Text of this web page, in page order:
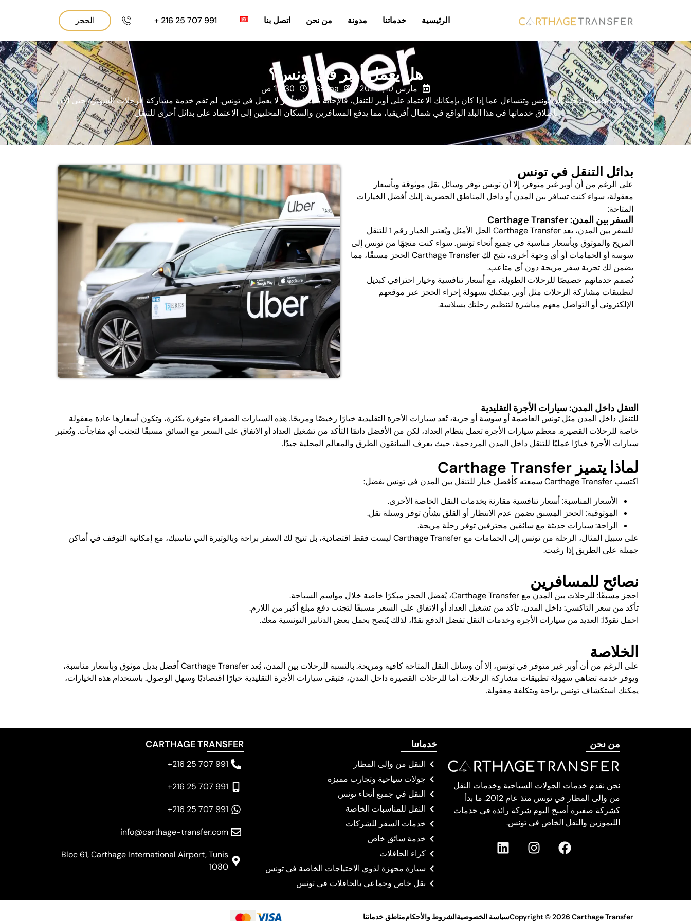
الرئيسية خدماتنا مدونة من نحن اتصل بنا 991 707 25 216 + الحجز
هل يعمل أوبر في تونس؟
مارس 10, 2026 Salma 12:30 ص
إذا كنت تخطط لرحلة إلى تونس وتتساءل عما إذا كان بإمكانك الاعتماد على أوبر للتنقل، فالإجابة بسيطة: أوبر لا يعمل في تونس. لم تقم خدمة مشاركة الرحلات الشهيرة حتى الآن
بإطلاق خدماتها في هذا البلد الواقع في شمال أفريقيا، مما يدفع المسافرين والسكان المحليين إلى الاعتماد على بدائل أخرى للتنقل.
بدائل التنقل في تونس
على الرغم من أن أوبر غير متوفر، إلا أن تونس توفر وسائل نقل موثوقة وبأسعار
معقولة، سواء كنت تسافر بين المدن أو داخل المناطق الحضرية. إليك أفضل الخيارات
المتاحة:
السفر بين المدن: Carthage Transfer
للسفر بين المدن، يعد Carthage Transfer الحل الأمثل ويُعتبر الخيار رقم 1 للتنقل
المريح والموثوق وبأسعار مناسبة في جميع أنحاء تونس. سواء كنت متجهًا من تونس إلى
سوسة أو الحمامات أو أي وجهة أخرى، يتيح لك Carthage Transfer الحجز مسبقًا، مما
يضمن لك تجربة سفر مريحة دون أي متاعب.
تُصمم خدماتهم خصيصًا للرحلات الطويلة، مع أسعار تنافسية وخيار احترافي كبديل
لتطبيقات مشاركة الرحلات مثل أوبر. يمكنك بسهولة إجراء الحجز عبر موقعهم
الإلكتروني أو التواصل معهم مباشرة لتنظيم رحلتك بسلاسة.
التنقل داخل المدن: سيارات الأجرة التقليدية
للتنقل داخل المدن مثل تونس العاصمة أو سوسة أو جربة، تُعد سيارات الأجرة التقليدية خيارًا رخيصًا ومريحًا. هذه السيارات الصفراء متوفرة بكثرة، وتكون أسعارها عادة معقولة
خاصة للرحلات القصيرة. معظم سيارات الأجرة تعمل بنظام العداد، لكن من الأفضل دائمًا التأكد من تشغيل العداد أو الاتفاق على السعر مع السائق مسبقًا لتجنب أي مفاجآت. وتُعتبر
سيارات الأجرة خيارًا عمليًا للتنقل داخل المدن المزدحمة، حيث يعرف السائقون الطرق والمعالم المحلية جيدًا.
لماذا يتميز Carthage Transfer
اكتسب Carthage Transfer سمعته كأفضل خيار للتنقل بين المدن في تونس بفضل:
الأسعار المناسبة: أسعار تنافسية مقارنة بخدمات النقل الخاصة الأخرى.
الموثوقية: الحجز المسبق يضمن عدم الانتظار أو القلق بشأن توفر وسيلة نقل.
الراحة: سيارات حديثة مع سائقين محترفين توفر رحلة مريحة.
على سبيل المثال، الرحلة من تونس إلى الحمامات مع Carthage Transfer ليست فقط اقتصادية، بل تتيح لك السفر براحة وبالوتيرة التي تناسبك، مع إمكانية التوقف في أماكن
جميلة على الطريق إذا رغبت.
نصائح للمسافرين
احجز مسبقًا: للرحلات بين المدن مع Carthage Transfer، يُفضل الحجز مبكرًا خاصة خلال مواسم السياحة.
تأكد من سعر التاكسي: داخل المدن، تأكد من تشغيل العداد أو الاتفاق على السعر مسبقًا لتجنب دفع مبلغ أكبر من اللازم.
احمل نقودًا: العديد من سيارات الأجرة وخدمات النقل تفضل الدفع نقدًا، لذلك يُنصح بحمل بعض الدنانير التونسية معك.
الخلاصة
على الرغم من أن أوبر غير متوفر في تونس، إلا أن وسائل النقل المتاحة كافية ومريحة. بالنسبة للرحلات بين المدن، يُعد Carthage Transfer أفضل بديل موثوق وبأسعار مناسبة،
ويوفر خدمة تضاهي سهولة تطبيقات مشاركة الرحلات. أما للرحلات القصيرة داخل المدن، فتبقى سيارات الأجرة التقليدية خيارًا اقتصاديًا وسهل الوصول. باستخدام هذه الخيارات،
يمكنك استكشاف تونس براحة وبتكلفة معقولة.
من نحن
نحن نقدم خدمات الجولات السياحية وخدمات النقل
من وإلى المطار في تونس منذ عام 2012. ما بدأ
كشركة صغيرة أصبح اليوم شركة رائدة في خدمات
الليموزين والنقل الخاص في تونس.
خدماتنا
النقل من وإلى المطار
جولات سياحية وتجارب مميزة
النقل في جميع أنحاء تونس
النقل للمناسبات الخاصة
خدمات السفر للشركات
خدمة سائق خاص
كراء الحافلات
سيارة مجهزة لذوي الاحتياجات الخاصة في تونس
نقل خاص وجماعي بالحافلات في تونس
CARTHAGE TRANSFER
991 707 25 216+
991 707 25 216+
991 707 25 216+
info@carthage-transfer.com
Bloc 61, Carthage International Airport, Tunis
1080
Copyright © 2026 Carthage Transferسياسة الخصوصيةالشروط والأحكاممناطق خدماتنا